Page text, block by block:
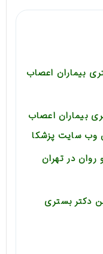
بیماران اعصاب
بیماران اعصاب
وب سایت پزشکا
در تهران
دکتر بستری